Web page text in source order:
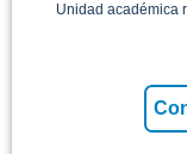
Unidad académica